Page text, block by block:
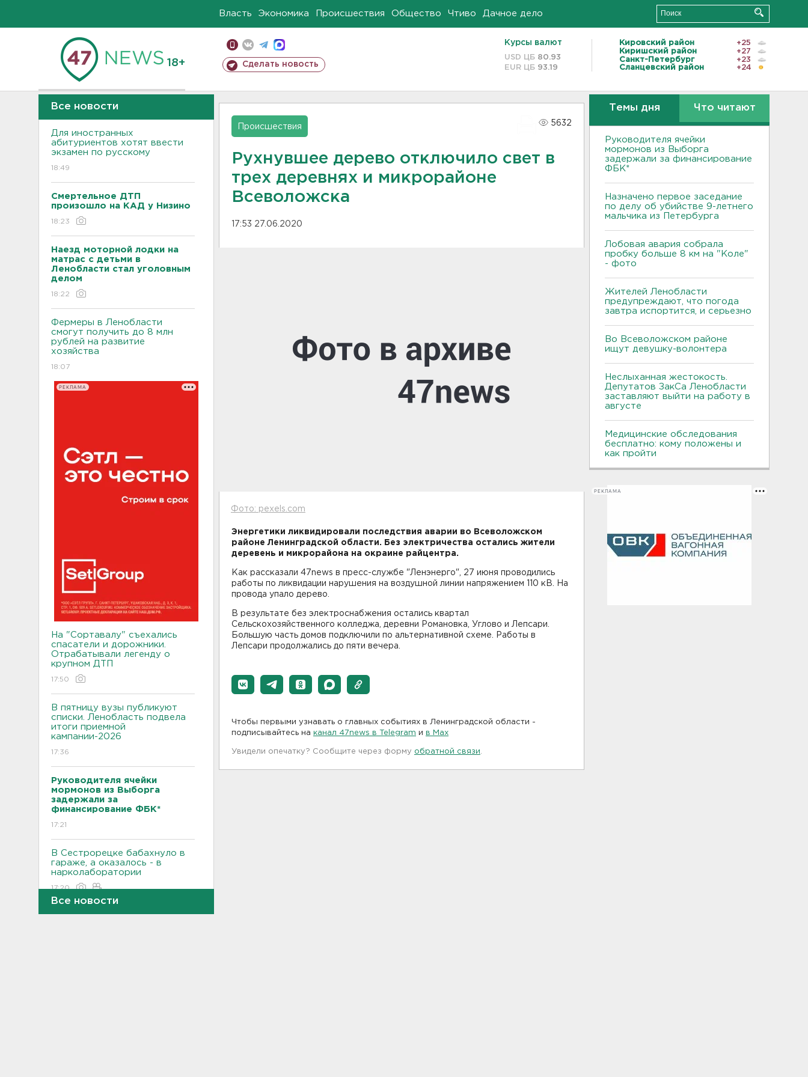
Власть Экономика Происшествия Общество Чтиво Дачное дело
18+ Сделать новость
Курсы валют
USD ЦБ 80.93
EUR ЦБ 93.19
Кировский район
+25
Киришский район
+27
Санкт-Петербург
+23
Сланцевский район
+24
Все новости
Для иностранных
абитуриентов хотят ввести
экзамен по русскому
18:49
Смертельное ДТП
произошло на КАД у Низино
18:23
Наезд моторной лодки на
матрас с детьми в
Ленобласти стал уголовным
делом
18:22
Фермеры в Ленобласти
смогут получить до 8 млн
рублей на развитие
хозяйства
18:07
РЕКЛАМА
На "Сортавалу" съехались
спасатели и дорожники.
Отрабатывали легенду о
крупном ДТП
17:50
В пятницу вузы публикуют
списки. Ленобласть подвела
итоги приемной
кампании-2026
17:36
Руководителя ячейки
мормонов из Выборга
задержали за
финансирование ФБК*
17:21
В Сестрорецке бабахнуло в
гараже, а оказалось - в
нарколаборатории
17:20
Назначено первое заседание
Все новости
Происшествия
5632
Рухнувшее дерево отключило свет в
трех деревнях и микрорайоне
Всеволожска
17:53 27.06.2020
Фото: pexels.com
Энергетики ликвидировали последствия аварии во Всеволожском
районе Ленинградской области. Без электричества остались жители
деревень и микрорайона на окраине райцентра.
Как рассказали 47news в пресс-службе "Ленэнерго", 27 июня проводились
работы по ликвидации нарушения на воздушной линии напряжением 110 кВ. На
провода упало дерево.
В результате без электроснабжения остались квартал
Сельскохозяйственного колледжа, деревни Романовка, Углово и Лепсари.
Большую часть домов подключили по альтернативной схеме. Работы в
Лепсари продолжались до пяти вечера.
Чтобы первыми узнавать о главных событиях в Ленинградской области -
подписывайтесь на канал 47news в Telegram и в Maх
Увидели опечатку? Сообщите через форму обратной связи
Темы дня Что читают
Руководителя ячейки
мормонов из Выборга
задержали за финансирование
ФБК*
Назначено первое заседание
по делу об убийстве 9-летнего
мальчика из Петербурга
Лобовая авария собрала
пробку больше 8 км на "Коле"
- фото
Жителей Ленобласти
предупреждают, что погода
завтра испортится, и серьезно
Во Всеволожском районе
ищут девушку-волонтера
Неслыханная жестокость.
Депутатов ЗакСа Ленобласти
заставляют выйти на работу в
августе
Медицинские обследования
бесплатно: кому положены и
как пройти
РЕКЛАМА